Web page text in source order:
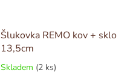
Šlukovka REMO kov + sklo
13,5cm
Skladem (2 ks)